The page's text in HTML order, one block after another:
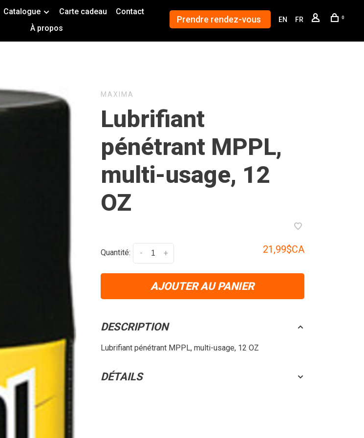
Catalogue Carte cadeau
Contact
À propos
Prendre rendez-vous EN FR 0
MAXIMA
Lubrifiant
pénétrant MPPL,
multi-usage, 12
OZ
Quantité: +
- 21,99$CA
AJOUTER AU PANIER
DESCRIPTION
Lubrifiant pénétrant MPPL, multi-usage, 12 OZ
DÉTAILS